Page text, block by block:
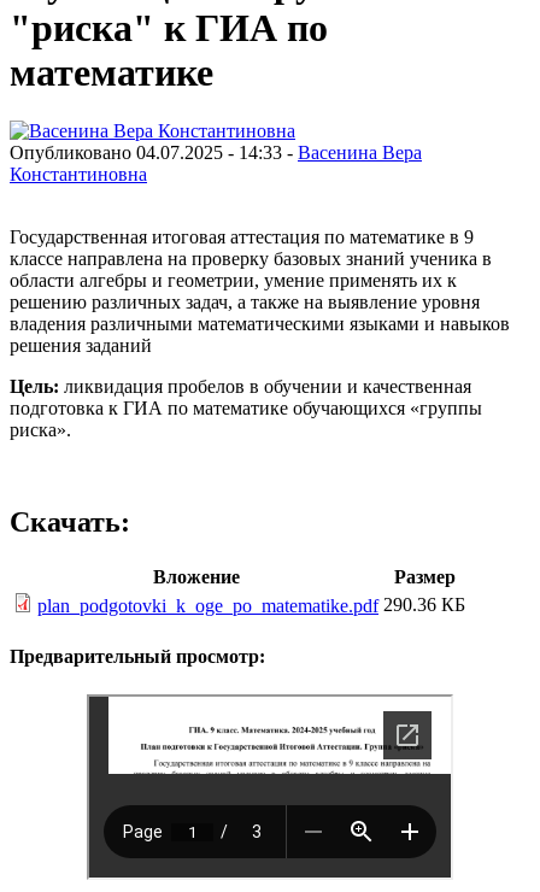
"риска" к ГИА по
математике
Опубликовано 04.07.2025 - 14:33 - Васенина Вера
Константиновна
Государственная итоговая аттестация по математике в 9
классе направлена на проверку базовых знаний ученика в
области алгебры и геометрии, умение применять их к
решению различных задач, а также на выявление уровня
владения различными математическими языками и навыков
решения заданий
Цель: ликвидация пробелов в обучении и качественная
подготовка к ГИА по математике обучающихся «группы
риска».
Скачать:
Вложение
Размер
plan_podgotovki_k_oge_po_matematike.pdf 290.36 КБ
Предварительный просмотр: